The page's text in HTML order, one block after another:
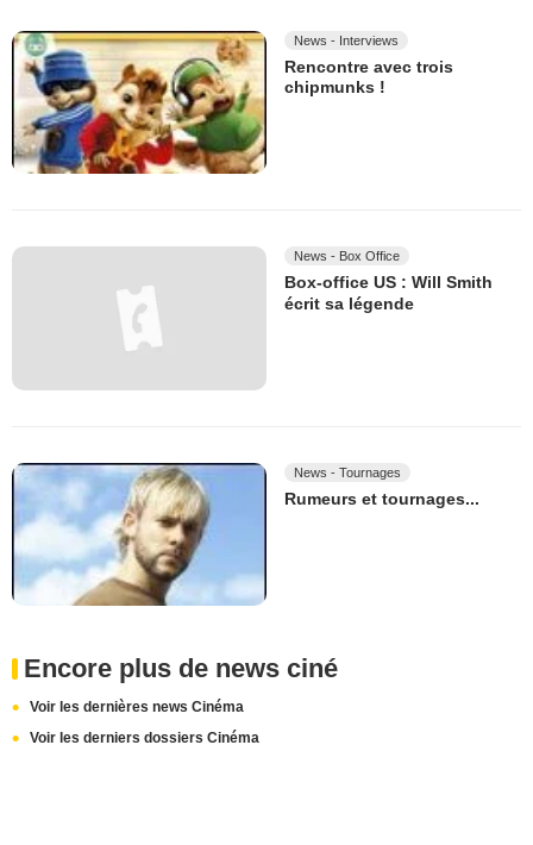
News - Interviews
Rencontre avec trois
chipmunks !
News - Box Office
Box-office US : Will Smith
écrit sa légende
News - Tournages
Rumeurs et tournages...
Encore plus de news ciné
Voir les dernières news Cinéma
Voir les derniers dossiers Cinéma